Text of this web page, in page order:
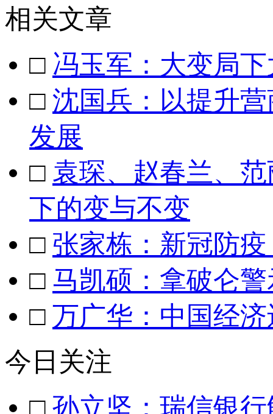
相关文章
□ 冯玉军：大变局
□ 沈国兵：以提升
发展
□ 袁琛、赵春兰、
下的变与不变
□ 张家栋：新冠防
□ 马凯硕：拿破仑
□ 万广华：中国经
今日关注
□ 孙立坚：瑞信银